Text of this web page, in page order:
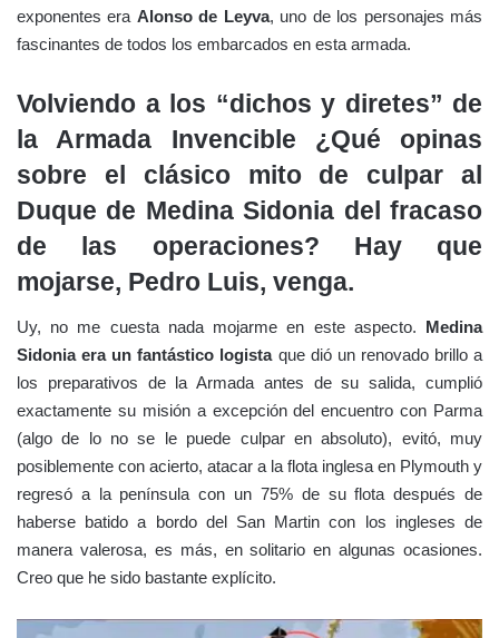
exponentes era Alonso de Leyva, uno de los personajes más
fascinantes de todos los embarcados en esta armada.
Volviendo a los “dichos y diretes” de
la Armada Invencible ¿Qué opinas
sobre el clásico mito de culpar al
Duque de Medina Sidonia del fracaso
de las operaciones? Hay que
mojarse, Pedro Luis, venga.
Uy, no me cuesta nada mojarme en este aspecto. Medina
Sidonia era un fantástico logistaque dió un renovado brillo a
los preparativos de la Armada antes de su salida, cumplió
exactamente su misión a excepción del encuentro con Parma
(algo de lo no se le puede culpar en absoluto), evitó, muy
posiblemente con acierto, atacar a la flota inglesa en Plymouth y
regresó a la península con un 75% de su flota después de
haberse batido a bordo del San Martin con los ingleses de
manera valerosa, es más, en solitario en algunas ocasiones.
Creo que he sido bastante explícito.